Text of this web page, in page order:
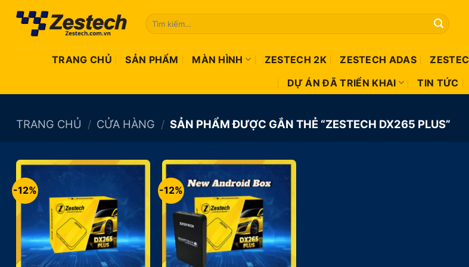
dung
Tìm
kiếm:
TRANG CHỦ SẢN PHẨM MÀN HÌNH ZESTECH 2K ZESTECH ADAS
DỰ ÁN ĐÃ TRIỂN KHAI
TIN TỨC
TRANG CHỦ / CỬA HÀNG / SẢN PHẨM ĐƯỢC GẮN THẺ “ZESTECH DX265 PLUS”
-12% -12%